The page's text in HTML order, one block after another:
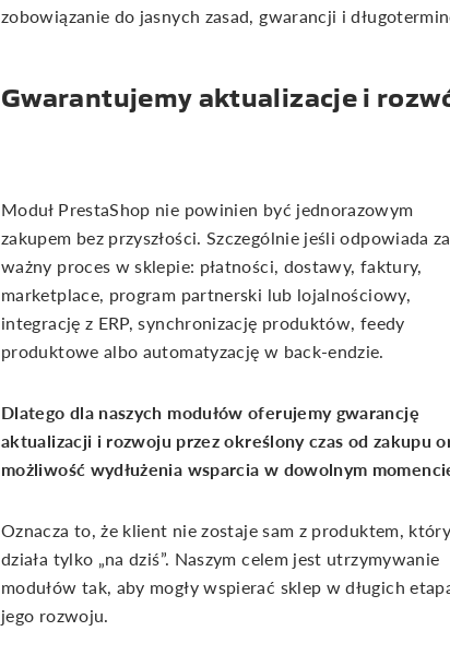
zobowiązanie do jasnych zasad, gwarancji i
Gwarantujemy aktualizacje i
Moduł PrestaShop nie powinien być jednorazowym
zakupem bez przyszłości. Szczególnie jeśli odpowiada za
ważny proces w sklepie: płatności, dostawy, faktury,
marketplace, program partnerski lub lojalnościowy,
integrację z ERP, synchronizację produktów, feedy
produktowe albo automatyzację w back-endzie.
Dlatego dla naszych modułów oferujemy gwarancję
aktualizacji i rozwoju przez określony czas od zakupu
możliwość wydłużenia wsparcia w dowolnym
Oznacza to, że klient nie zostaje sam z produktem, który
działa tylko „na dziś”. Naszym celem jest utrzymywanie
modułów tak, aby mogły wspierać sklep w długich
jego rozwoju.